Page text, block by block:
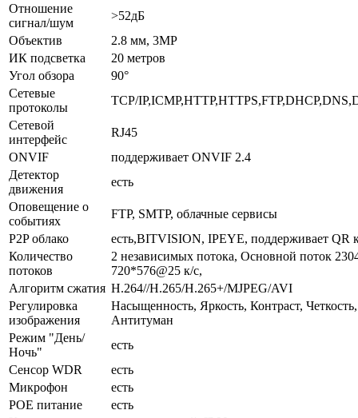
Отношение
сигнал/шум
>52дБ
Объектив
2.8 мм, 3MP
ИК подсветка
20 метров
Угол обзора
90°
Сетевые
протоколы
TCP/
Сетевой
интерфейс
RJ45
ONVIF
поддерживает ONVIF 2.4
Детектор
движения
есть
Оповещение о
событиях
FTP, SMTP, облачные сервисы
P2P облако
есть,BITVISION, IPEYE, поддерживает QR
Количество
потоков
2 независимых потока, Основной поток
720*576@25 к/с,
Алгоритм сжатия H.264//H.265/H.265+/MJPEG/AVI
Регулировка
изображения
Насыщенность, Яркость, Контраст,
Антитуман
Режим "День/
Ночь"
есть
Сенсор WDR
есть
Микрофон
есть
POE питание
есть